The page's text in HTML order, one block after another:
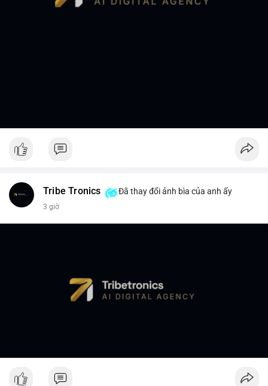
Tribe Tronics Đã thay đổi ảnh bìa của anh ấy
3 giờ